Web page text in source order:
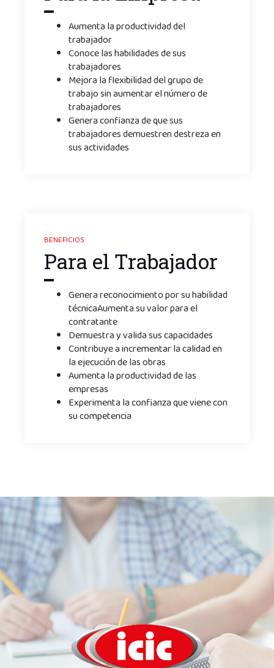
Aumenta la productividad del
trabajador
Conoce las habilidades de sus
trabajadores
Mejora la flexibilidad del grupo de
trabajo sin aumentar el número de
trabajadores
Genera confianza de que sus
trabajadores demuestren destreza en
sus actividades
BENEFICIOS
Para el Trabajador
Genera reconocimiento por su habilidad
técnicaAumenta su valor para el
contratante
Demuestra y valida sus capacidades
Contribuye a incrementar la calidad en
la ejecución de las obras
Aumenta la productividad de las
empresas
Experimenta la confianza que viene con
su competencia